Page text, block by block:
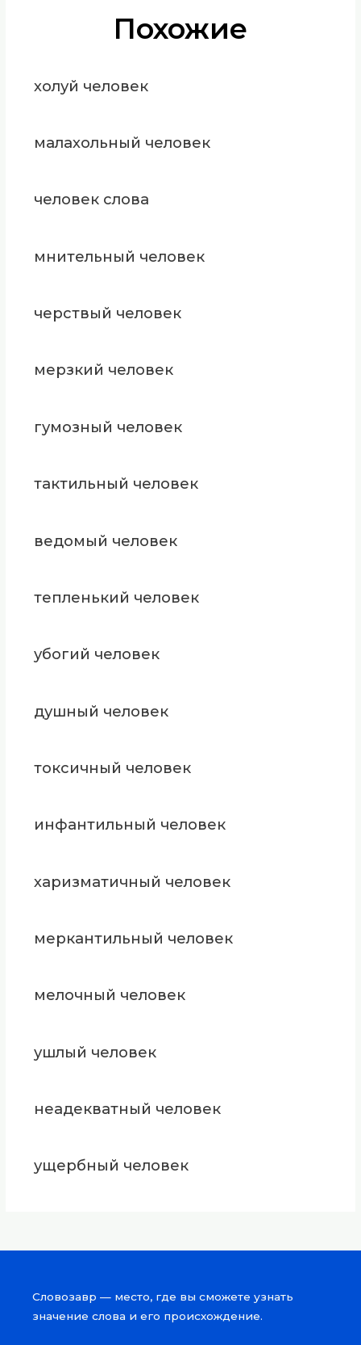
Похожие
холуй человек
малахольный человек
человек слова
мнительный человек
черствый человек
мерзкий человек
гумозный человек
тактильный человек
ведомый человек
тепленький человек
убогий человек
душный человек
токсичный человек
инфантильный человек
харизматичный человек
меркантильный человек
мелочный человек
ушлый человек
неадекватный человек
ущербный человек
Словозавр — место, где вы сможете узнать
значение слова и его происхождение.